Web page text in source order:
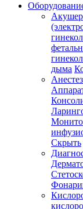
дыма
Скрыть